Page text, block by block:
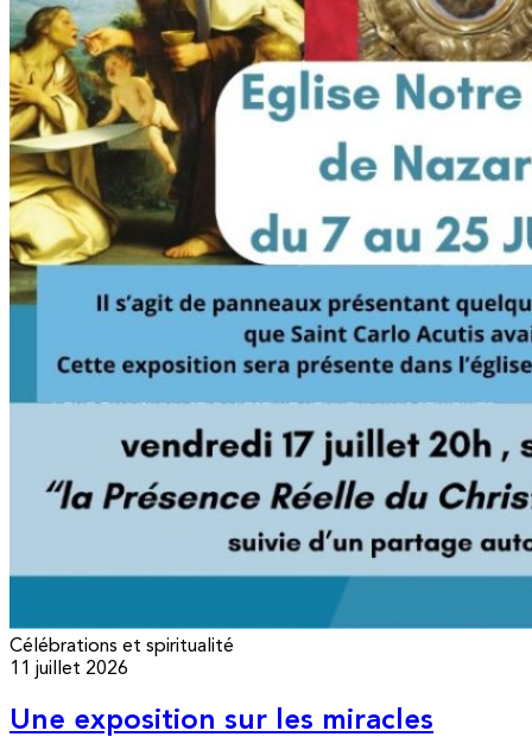
Célébrations et spiritualité
11 juillet 2026
Une exposition sur les miracles